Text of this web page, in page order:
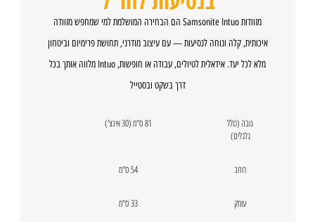
מזוודות Samsonite Intuo הם הבחירה המושלמת למי שמחפש מזוודה
איכותית, קלה ונוחה לנסיעות — עם עיצוב מודרני, תחושת פרימיום וביטחון
מלא לכל יעד. אידאלית לטיולים, עבודה או חופשות, Intuo מלווה אותך בכל
דרך בשקט ובסטייל
גובה (כולל
גלגלים)
81 ס"מ (30 אינצ')
רוחב 54 ס"מ
עומק 33 ס"מ